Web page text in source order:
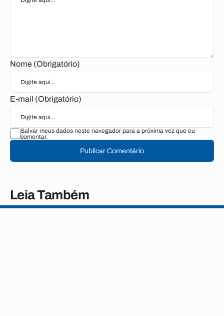
Nome (Obrigatório)
E-mail (Obrigatório)
Salvar meus dados neste navegador para a próxima vez que eu
comentar.
Publicar Comentário
Leia Também